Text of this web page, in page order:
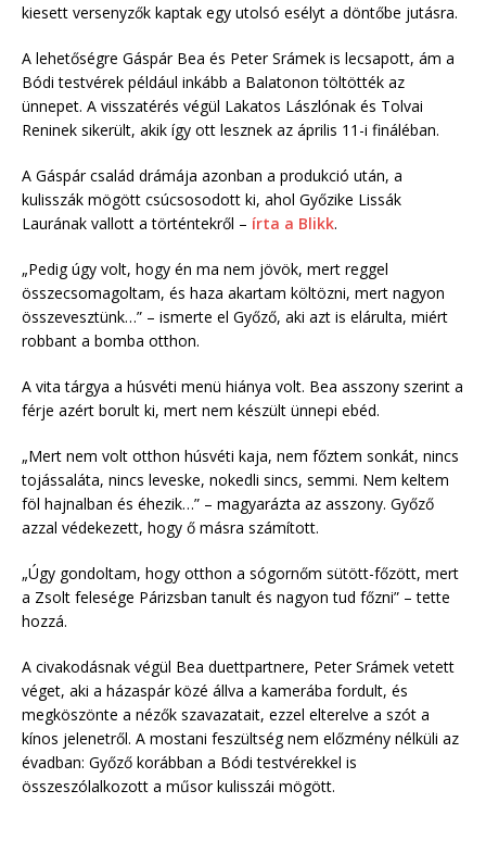
kiesett versenyzők kaptak egy utolsó esélyt a döntőbe jutásra.
A lehetőségre Gáspár Bea és Peter Srámek is lecsapott, ám a
Bódi testvérek például inkább a Balatonon töltötték az
ünnepet. A visszatérés végül Lakatos Lászlónak és Tolvai
Reninek sikerült, akik így ott lesznek az április 11-i fináléban.
A Gáspár család drámája azonban a produkció után, a
kulisszák mögött csúcsosodott ki, ahol Győzike Lissák
Laurának vallott a történtekről – írta a Blikk.
„Pedig úgy volt, hogy én ma nem jövök, mert reggel
összecsomagoltam, és haza akartam költözni, mert nagyon
összevesztünk…” – ismerte el Győző, aki azt is elárulta, miért
robbant a bomba otthon.
A vita tárgya a húsvéti menü hiánya volt. Bea asszony szerint a
férje azért borult ki, mert nem készült ünnepi ebéd.
„Mert nem volt otthon húsvéti kaja, nem főztem sonkát, nincs
tojássaláta, nincs leveske, nokedli sincs, semmi. Nem keltem
föl hajnalban és éhezik…” – magyarázta az asszony. Győző
azzal védekezett, hogy ő másra számított.
„Úgy gondoltam, hogy otthon a sógornőm sütött-főzött, mert
a Zsolt felesége Párizsban tanult és nagyon tud főzni” – tette
hozzá.
A civakodásnak végül Bea duettpartnere, Peter Srámek vetett
véget, aki a házaspár közé állva a kamerába fordult, és
megköszönte a nézők szavazatait, ezzel elterelve a szót a
kínos jelenetről. A mostani feszültség nem előzmény nélküli az
évadban: Győző korábban a Bódi testvérekkel is
összeszólalkozott a műsor kulisszái mögött.